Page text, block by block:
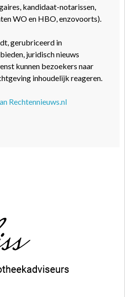
kandidaat-notarissen,
WO en HBO, enzovoorts).
gerubriceerd in
juridisch nieuws
kunnen bezoekers naar
inhoudelijk reageren.
Rechtennieuws.nl